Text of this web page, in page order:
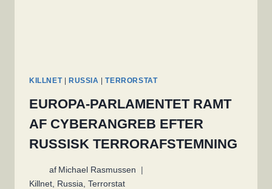
KILLNET| RUSSIA |TERRORSTAT
EUROPA-PARLAMENTET RAMT
AF CYBERANGREB EFTER
RUSSISK TERRORAFSTEMNING
af Michael Rasmussen
Killnet
Russia Terrorstat